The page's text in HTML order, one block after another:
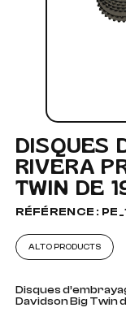
DISQUES
RIVERA
TWIN DE
RÉFÉRENCE :
ALTO PRODUCTS
Disques
Davidson Big Twin